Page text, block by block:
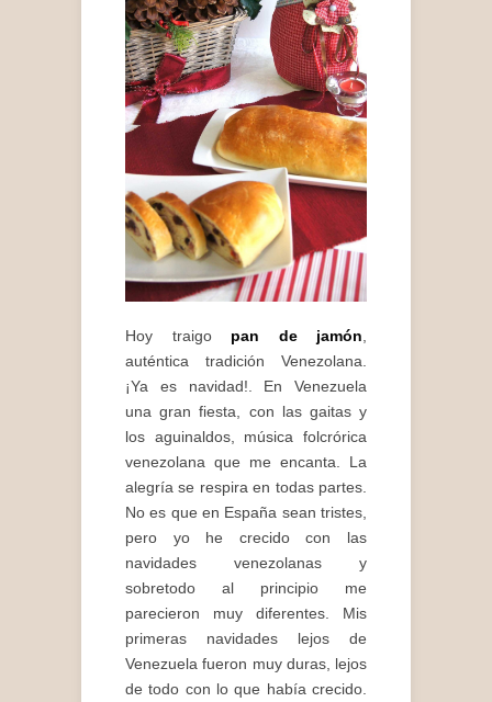
Hoy traigo pan de jamón
auténtica tradición Venezolana.
¡Ya es navidad!. En Venezuela
una gran fiesta, con las gaitas y
los aguinaldos, música folcrórica
venezolana que me encanta. La
alegría se respira en todas partes.
No es que en España sean tristes,
pero yo he crecido con las
navidades venezolanas y
sobretodo al principio me
parecieron muy diferentes. Mis
primeras navidades lejos de
Venezuela fueron muy duras, lejos
de todo con lo que había crecido.